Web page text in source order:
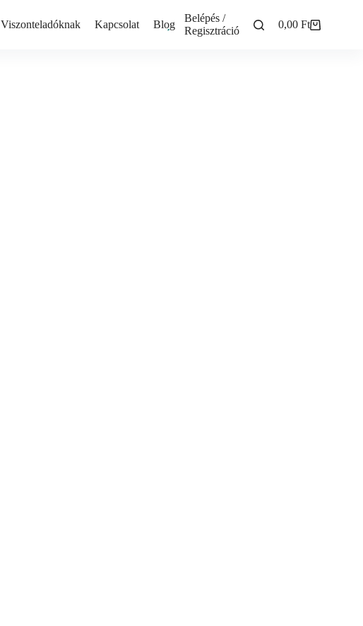
Viszonteladóknak Kapcsolat Blog
Belépés /
Regisztráció
Shopping
0,00 Ft